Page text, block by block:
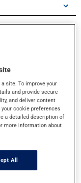
ou prenez
site. To improve your
and provide secure
and deliver content
cookie preferences
a detailed description of
more information about
All